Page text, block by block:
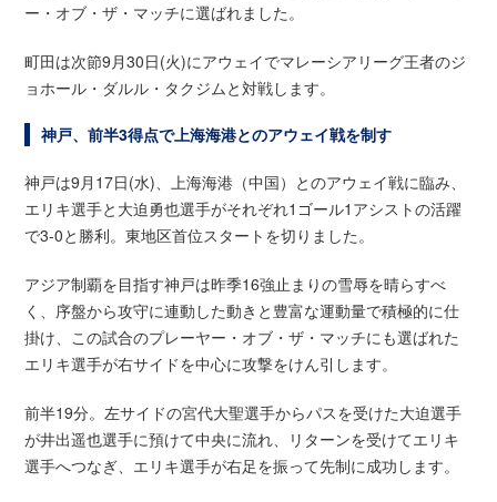
ー・オブ・ザ・マッチに選ばれました。
町田は次節9月30日(火)にアウェイでマレーシアリーグ王者のジ
ョホール・ダルル・タクジムと対戦します。
神戸、前半3得点で上海海港とのアウェイ戦を制す
神戸は9月17日(水)、上海海港（中国）とのアウェイ戦に臨み、
エリキ選手と大迫勇也選手がそれぞれ1ゴール1アシストの活躍
で3-0と勝利。東地区首位スタートを切りました。
アジア制覇を目指す神戸は昨季16強止まりの雪辱を晴らすべ
く、序盤から攻守に連動した動きと豊富な運動量で積極的に仕
掛け、この試合のプレーヤー・オブ・ザ・マッチにも選ばれた
エリキ選手が右サイドを中心に攻撃をけん引します。
前半19分。左サイドの宮代大聖選手からパスを受けた大迫選手
が井出遥也選手に預けて中央に流れ、リターンを受けてエリキ
選手へつなぎ、エリキ選手が右足を振って先制に成功します。